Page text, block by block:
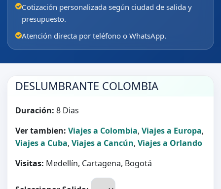
Cotización personalizada según ciudad de salida y
presupuesto.
Atención directa por teléfono o WhatsApp.
DESLUMBRANTE COLOMBIA
Duración: 8 Dias
Ver tambien: Viajes a Colombia, Viajes a Europa,
Viajes a Cuba, Viajes a Cancún, Viajes a Orlando
Visitas: Medellín, Cartagena, Bogotá